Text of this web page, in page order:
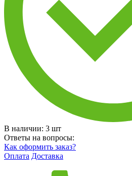
В наличии: 3 шт
Ответы на вопросы:
Как оформить заказ?
Оплата Доставка